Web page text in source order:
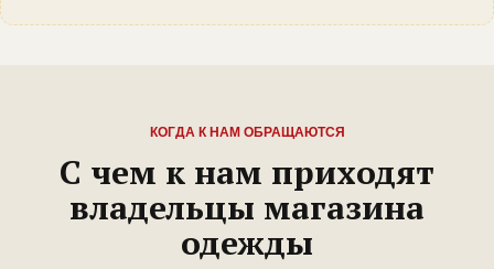
КОГДА К НАМ ОБРАЩАЮТСЯ
С чем к нам приходят
владельцы магазина
одежды